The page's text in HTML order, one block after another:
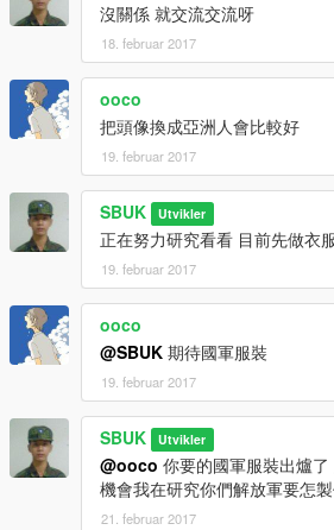
沒關係 就交流交流呀
18. februar 2017
ooco
把頭像換成亞洲人會比較好
19. februar 2017
SBUK Utvikler
正在努力研究看看 目前先做衣
19. februar 2017
ooco
@SBUK 期待國軍服裝
19. februar 2017
SBUK Utvikler
@ooco 你要的國軍服裝出爐
機會我在研究你們解放軍要怎
21. februar 2017